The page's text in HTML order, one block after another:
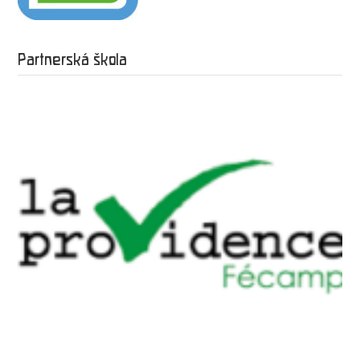
Partnerská škola